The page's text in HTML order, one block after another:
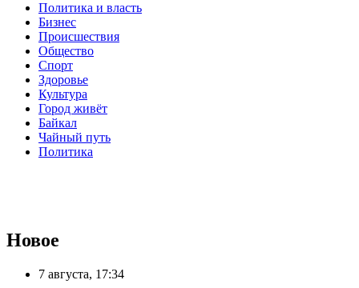
Политика и власть
Бизнес
Происшествия
Общество
Cпорт
Здоровье
Культура
Город живёт
Байкал
Чайный путь
Политика
Новое
7 августа, 17:34